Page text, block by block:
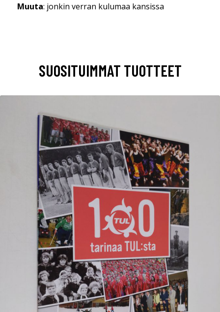
Muuta: jonkin verran kulumaa kansissa
SUOSITUIMMAT TUOTTEET